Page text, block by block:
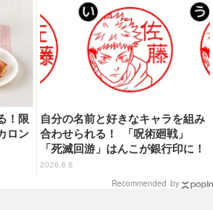
！限
ロン
自分の名前と好きなキャラを組み
合わせられる！ 「呪術廻戦」
「死滅回游」はんこが銀行印に！
虎杖悠仁、乙骨憂太ら16キャラ追
2026.8.6
Recommended by